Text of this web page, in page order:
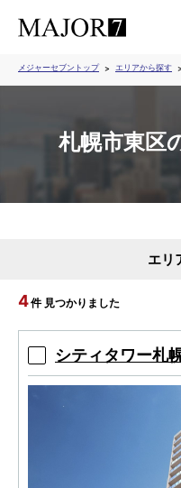
メジャーセブントップ エリアから探す
札幌市東区
エリ
4件 見つかりました
シティタワー札